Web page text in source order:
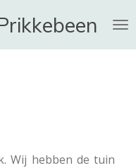
Wij hebben de tuin